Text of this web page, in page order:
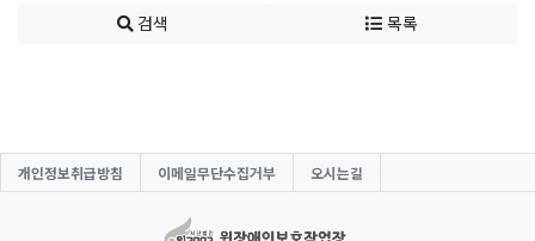
검색 목록
개인정보취급방침 이메일무단수집거부 오시는길